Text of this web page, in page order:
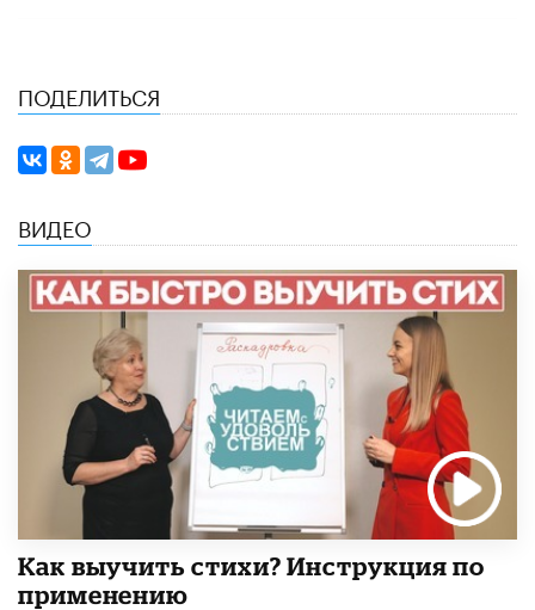
ПОДЕЛИТЬСЯ
ВИДЕО
Как выучить стихи? Инструкция по
применению